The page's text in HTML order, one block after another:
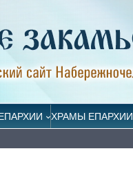
ХРАМЫ ЕПАРХИИ